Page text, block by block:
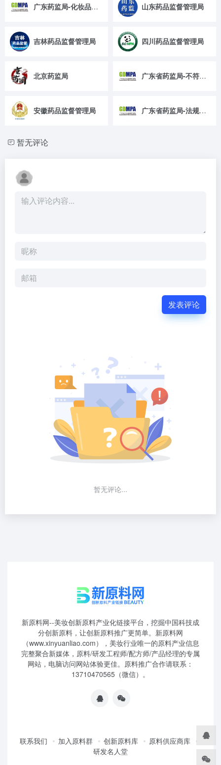
广东药监局-化妆品抽检 山东药品监督管理局
吉林药品监督管理局 四川药品监督管理局
北京药监局 广东省药监局-不符合规定通告
安徽药品监督管理局 广东省药监局-法规解读
暂无评论
发表评论
暂无评论...
新原料网--美妆创新原料产业化链接平台，挖掘中国科技成
分创新原料，让创新原料推广更简单。新原料网
（www.xinyuanliao.com），美妆行业唯一的原料产业信息
完整聚合新媒体，原料/研发工程师/配方师/产品经理的专属
网站，电脑访问网站体验更佳。原料推广合作请联系：
13710470565（微信）。
联系我们 加入原料群 创新原料库
原料供应商库
研发名人堂